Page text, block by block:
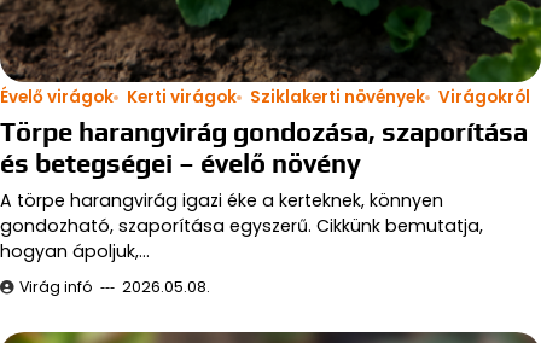
Évelő virágok Kerti virágok Sziklakerti növények Virágokról
Törpe harangvirág gondozása, szaporítása
és betegségei – évelő növény
A törpe harangvirág igazi éke a kerteknek, könnyen
gondozható, szaporítása egyszerű. Cikkünk bemutatja,
hogyan ápoljuk,…
Virág infó 2026.05.08.